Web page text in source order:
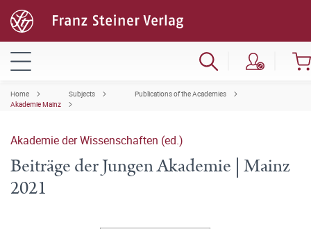
Home Subjects
Publications of the Academies
Akademie Mainz
Akademie der Wissenschaften (ed.)
Beiträge der Jungen Akademie | Mainz
2021